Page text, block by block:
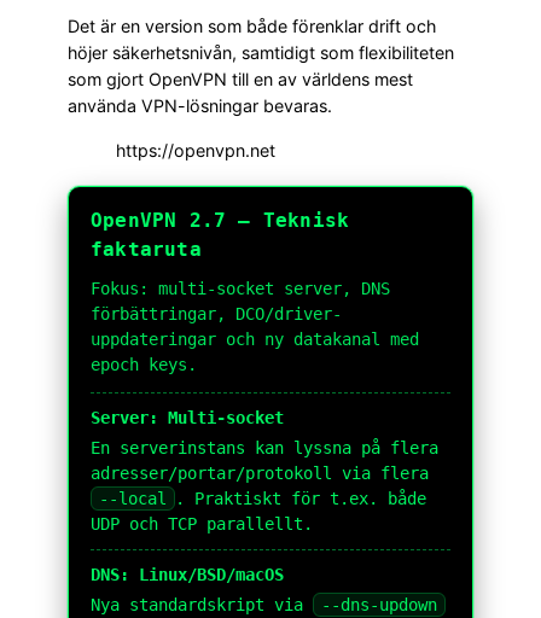
Det är en version som både förenklar drift och
höjer säkerhetsnivån, samtidigt som flexibiliteten
som gjort OpenVPN till en av världens mest
använda VPN-lösningar bevaras.
https://openvpn.net
OpenVPN 2.7 – Teknisk
faktaruta
Fokus: multi-socket server, DNS
förbättringar, DCO/driver-
uppdateringar och ny datakanal med
epoch keys.
Server: Multi-socket
En serverinstans kan lyssna på flera
adresser/portar/protokoll via flera
--local
. Praktiskt för t.ex. både
UDP och TCP parallellt.
DNS: Linux/BSD/macOS
Nya standardskript via
--dns-updown